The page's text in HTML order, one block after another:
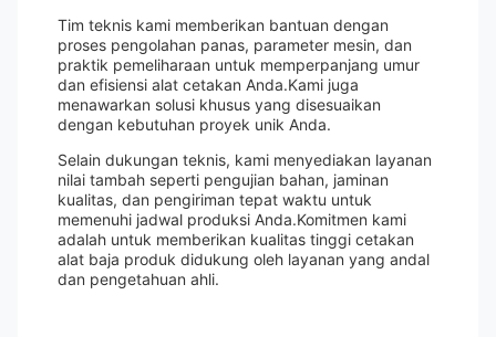
Tim teknis kami memberikan bantuan dengan
proses pengolahan panas, parameter mesin, dan
praktik pemeliharaan untuk memperpanjang umur
dan efisiensi alat cetakan Anda.Kami juga
menawarkan solusi khusus yang disesuaikan
dengan kebutuhan proyek unik Anda.
Selain dukungan teknis, kami menyediakan layanan
nilai tambah seperti pengujian bahan, jaminan
kualitas, dan pengiriman tepat waktu untuk
memenuhi jadwal produksi Anda.Komitmen kami
adalah untuk memberikan kualitas tinggi cetakan
alat baja produk didukung oleh layanan yang andal
dan pengetahuan ahli.